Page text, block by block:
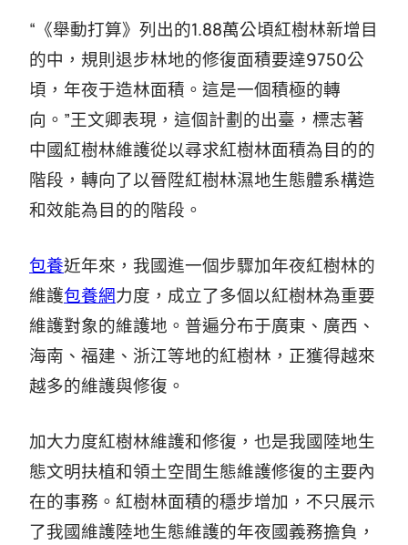
“《舉動打算》列出的1.88萬公頃紅樹林新增目
的中，規則退步林地的修復面積要達9750公
頃，年夜于造林面積。這是一個積極的轉
向。”王文卿表現，這個計劃的出臺，標志著
中國紅樹林維護從以尋求紅樹林面積為目的的
階段，轉向了以晉陞紅樹林濕地生態體系構造
和效能為目的的階段。
包養近年來，我國進一個步驟加年夜紅樹林的
維護包養網力度，成立了多個以紅樹林為重要
維護對象的維護地。普遍分布于廣東、廣西、
海南、福建、浙江等地的紅樹林，正獲得越來
越多的維護與修復。
加大力度紅樹林維護和修復，也是我國陸地生
態文明扶植和領土空間生態維護修復的主要內
在的事務。紅樹林面積的穩步增加，不只展示
了我國維護陸地生態維護的年夜國義務擔負，